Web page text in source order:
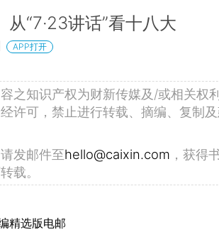
从“7·23讲话”看十八大
APP打开
之知识产权为财新传媒及/或相关权
许可，禁止进行转载、摘编、复制
发邮件至hello@caixin.com ，获得
载。
精选版电邮